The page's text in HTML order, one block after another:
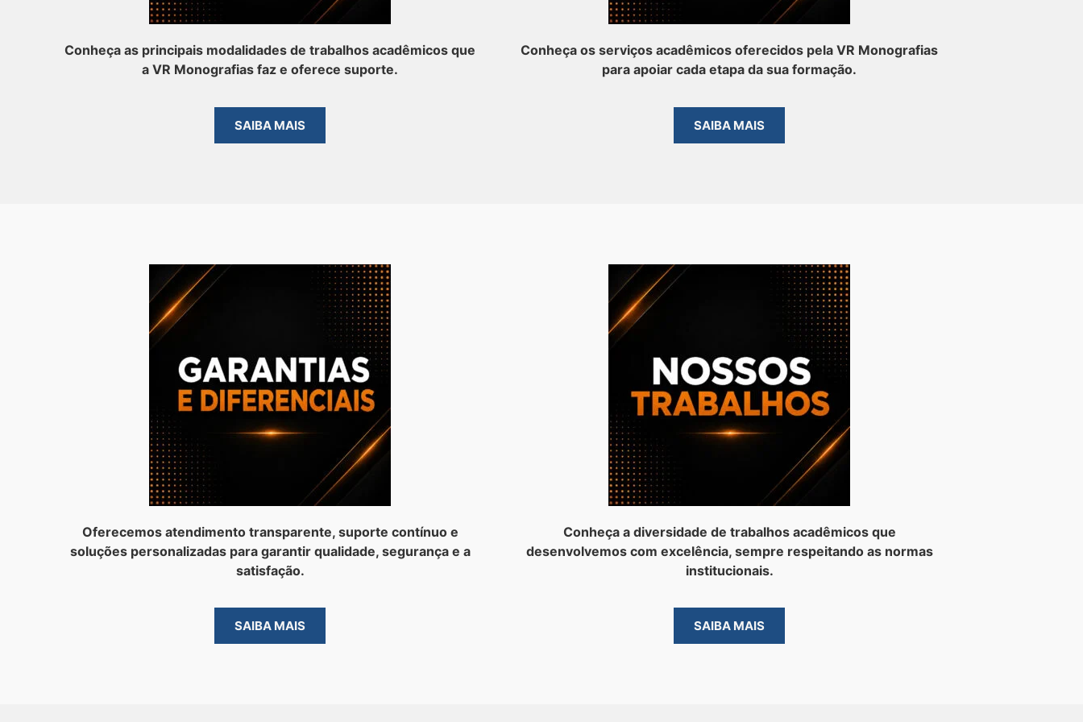
Conheça as principais modalidades de trabalhos acadêmicos que
a VR Monografias faz e oferece suporte.
SAIBA MAIS
Conheça os serviços acadêmicos oferecidos pela VR Monografias
para apoiar cada etapa da sua formação.
SAIBA MAIS
Oferecemos atendimento transparente, suporte contínuo e
soluções personalizadas para garantir qualidade, segurança e a
satisfação.
SAIBA MAIS
Conheça a diversidade de trabalhos acadêmicos que
desenvolvemos com excelência, sempre respeitando as normas
institucionais.
SAIBA MAIS